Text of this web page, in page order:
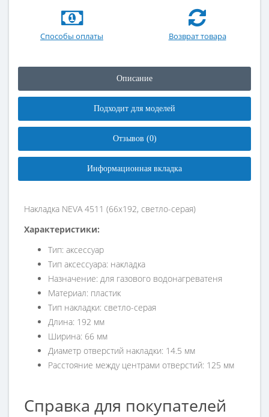
Способы оплаты Возврат товара
Описание
Подходит для моделей
Отзывов (0)
Информационная вкладка
Накладка NEVA 4511 (66х192, светло-серая)
Характеристики:
Тип: аксессуар
Тип аксессуара: накладка
Назначение: для газового водонагреватеня
Материал: пластик
Тип накладки: светло-серая
Длина: 192 мм
Ширина: 66 мм
Диаметр отверстий накладки: 14.5 мм
Расстояние между центрами отверстий: 125 мм
Справка для покупателей